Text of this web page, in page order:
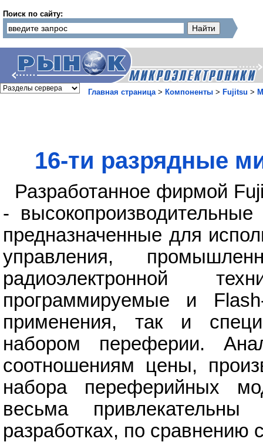
Поиск по сайту:
Главная страница> Компоненты > Fujitsu >
16-ти разрядные
Разработанное фирмой
-
предназначенные для
управления,
радиоэлектронной
программируемые и
применения, так и
набором переферии.
соотношениям цены,
набора переферийных
весьма
разработках, по сравнению